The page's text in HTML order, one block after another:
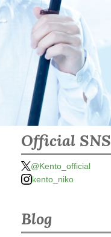
Official SNS
@Kento_official
kento_niko
Blog